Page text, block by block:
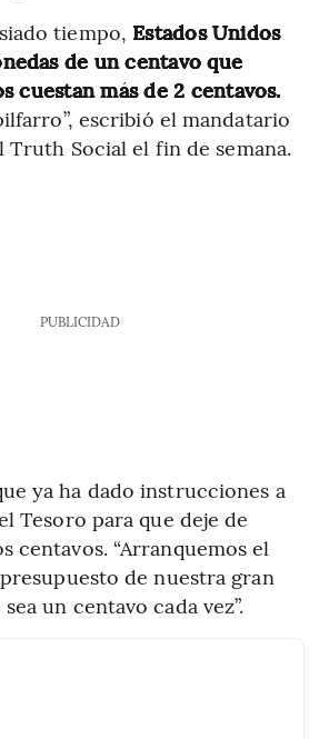
tiempo, Estados Unidos
de un centavo que
cuestan más de 2 centavos.
escribió el mandatario
Truth Social el fin de semana.
PUBLICIDAD
ya ha dado instrucciones a
Tesoro para que deje de
centavos. “Arranquemos el
de nuestra gran
un centavo cada vez”.